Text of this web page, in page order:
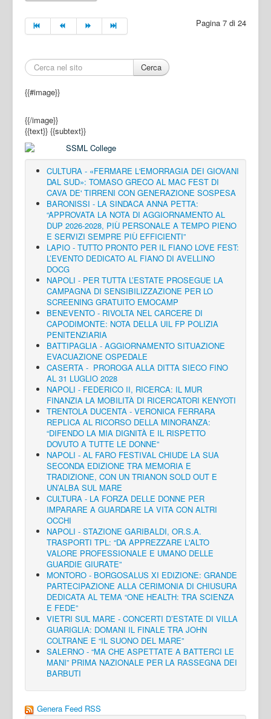
Pagina 7 di 24
Cerca
{{#image}}
{{/image}}
{{text}} {{subtext}}
CULTURA - «FERMARE L'EMORRAGIA DEI GIOVANI
DAL SUD»: TOMASO GRECO AL MAC FEST DI
CAVA DE' TIRRENI CON GENERAZIONE SOSPESA
BARONISSI - LA SINDACA ANNA PETTA:
“APPROVATA LA NOTA DI AGGIORNAMENTO AL
DUP 2026-2028, PIÙ PERSONALE A TEMPO PIENO
E SERVIZI SEMPRE PIÙ EFFICIENTI”
LAPIO - TUTTO PRONTO PER IL FIANO LOVE FEST:
L’EVENTO DEDICATO AL FIANO DI AVELLINO
DOCG
NAPOLI - PER TUTTA L’ESTATE PROSEGUE LA
CAMPAGNA DI SENSIBILIZZAZIONE PER LO
SCREENING GRATUITO EMOCAMP
BENEVENTO - RIVOLTA NEL CARCERE DI
CAPODIMONTE: NOTA DELLA UIL FP POLIZIA
PENITENZIARIA
BATTIPAGLIA - AGGIORNAMENTO SITUAZIONE
EVACUAZIONE OSPEDALE
CASERTA - PROROGA ALLA DITTA SIECO FINO
AL 31 LUGLIO 2028
NAPOLI - FEDERICO II, RICERCA: IL MUR
FINANZIA LA MOBILITÀ DI RICERCATORI KENYOTI
TRENTOLA DUCENTA - VERONICA FERRARA
REPLICA AL RICORSO DELLA MINORANZA:
“DIFENDO LA MIA DIGNITÀ E IL RISPETTO
DOVUTO A TUTTE LE DONNE”
NAPOLI - AL FARO FESTIVAL CHIUDE LA SUA
SECONDA EDIZIONE TRA MEMORIA E
TRADIZIONE, CON UN TRIANON SOLD OUT E
UN’ALBA SUL MARE
CULTURA - LA FORZA DELLE DONNE PER
IMPARARE A GUARDARE LA VITA CON ALTRI
OCCHI
NAPOLI - STAZIONE GARIBALDI, OR.S.A.
TRASPORTI TPL: “DA APPREZZARE L'ALTO
VALORE PROFESSIONALE E UMANO DELLE
GUARDIE GIURATE”
MONTORO - BORGOSALUS XI EDIZIONE: GRANDE
PARTECIPAZIONE ALLA CERIMONIA DI CHIUSURA
DEDICATA AL TEMA “ONE HEALTH: TRA SCIENZA
E FEDE”
VIETRI SUL MARE - CONCERTI D’ESTATE DI VILLA
GUARIGLIA: DOMANI IL FINALE TRA JOHN
COLTRANE E “IL SUONO DEL MARE”
SALERNO - “MA CHE ASPETTATE A BATTERCI LE
MANI” PRIMA NAZIONALE PER LA RASSEGNA DEI
BARBUTI
Genera Feed RSS